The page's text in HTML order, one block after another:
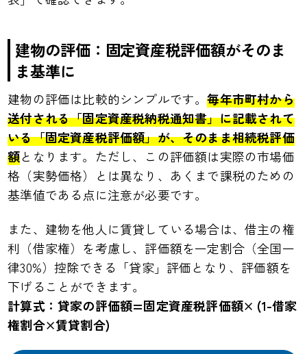
建物の評価：固定資産税評価額がそのま
ま基準に
建物の評価は比較的シンプルです。毎年市町村から
送付される「固定資産税納税通知書」に記載されて
いる「固定資産税評価額」が、そのまま相続税評価
額となります。ただし、この評価額は実際の市場価
格（実勢価格）とは異なり、あくまで課税のための
基準値である点に注意が必要です。
また、建物を他人に賃貸している場合は、借主の権
利（借家権）を考慮し、評価額を一定割合（全国一
律30%）控除できる「貸家」評価となり、評価額を
下げることができます。
計算式：貸家の評価額=固定資産税評価額× (1-借家
権割合×賃貸割合)